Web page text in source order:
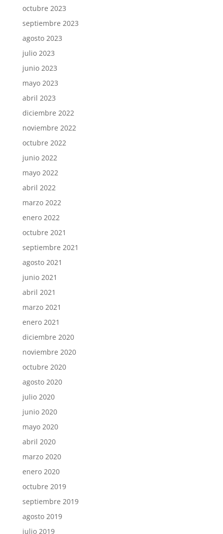
octubre 2023
septiembre 2023
agosto 2023
julio 2023
junio 2023
mayo 2023
abril 2023
diciembre 2022
noviembre 2022
octubre 2022
junio 2022
mayo 2022
abril 2022
marzo 2022
enero 2022
octubre 2021
septiembre 2021
agosto 2021
junio 2021
abril 2021
marzo 2021
enero 2021
diciembre 2020
noviembre 2020
octubre 2020
agosto 2020
julio 2020
junio 2020
mayo 2020
abril 2020
marzo 2020
enero 2020
octubre 2019
septiembre 2019
agosto 2019
julio 2019